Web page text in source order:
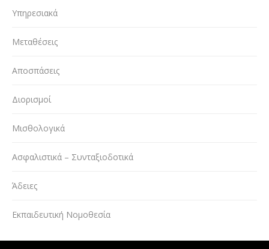
Υπηρεσιακά
Μεταθέσεις
Αποσπάσεις
Διορισμοί
Μισθολογικά
Ασφαλιστικά – Συνταξιοδοτικά
Άδειες
Εκπαιδευτική Νομοθεσία